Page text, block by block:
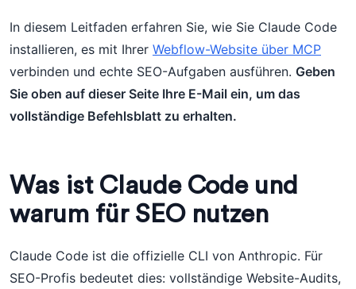
In diesem Leitfaden erfahren Sie, wie Sie Claude Code
installieren, es mit Ihrer Webflow-Website über MCP
verbinden und echte SEO-Aufgaben ausführen. Geben
Sie oben auf dieser Seite Ihre E-Mail ein, um das
vollständige Befehlsblatt zu erhalten.
Was ist Claude Code und
warum für SEO nutzen
Claude Code ist die offizielle CLI von Anthropic. Für
SEO-Profis bedeutet dies: vollständige Website-Audits,